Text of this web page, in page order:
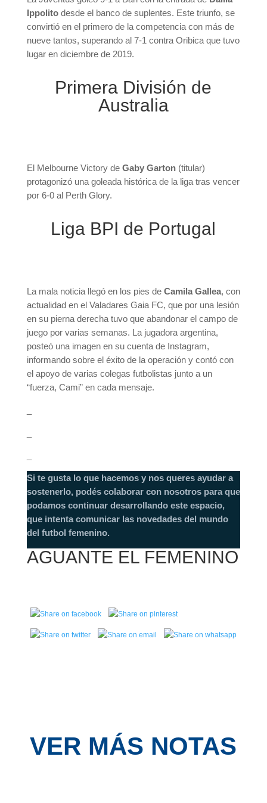
Ippolitodesde el banco de suplentes. Este triunfo, se
convirtió en el primero de la competencia con más de
nueve tantos, superando al 7-1 contra Oribica que tuvo
lugar en diciembre de 2019.
Primera División de
Australia
El Melbourne Victory de Gaby Garton(titular)
protagonizó una goleada histórica de la liga tras vencer
por 6-0 al Perth Glory.
Liga BPI de Portugal
La mala noticia llegó en los pies de Camila Gallea, con
actualidad en el Valadares Gaia FC, que por una lesión
en su pierna derecha tuvo que abandonar el campo de
juego por varias semanas. La jugadora argentina,
posteó una imagen en su cuenta de Instagram,
informando sobre el éxito de la operación y contó con
el apoyo de varias colegas futbolistas junto a un
“fuerza, Cami” en cada mensaje.
Si te gusta lo que hacemos y nos queres ayudar a
sostenerlo, podés colaborar con nosotros para que
podamos continuar desarrollando este espacio,
que intenta comunicar las novedades del mundo
del futbol femenino.
AGUANTE EL FEMENINO
VER MÁS NOTAS